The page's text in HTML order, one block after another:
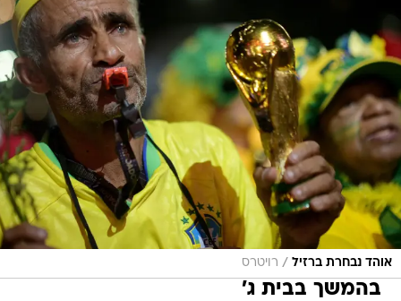
אוהד נבחרת ברזיל / רויטרס
בהמשך בבית ג'